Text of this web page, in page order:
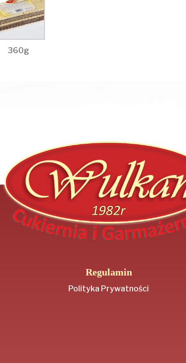
360g
Regulamin
Polityka Prywatności